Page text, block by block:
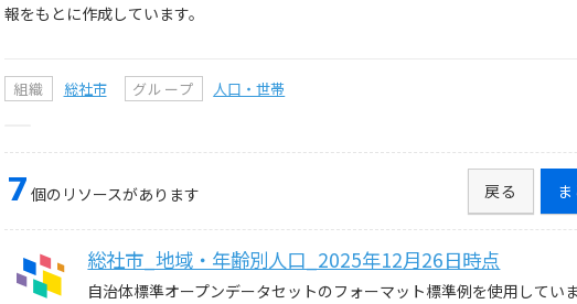
報をもとに作成しています。
組織 総社市 グループ 人口・世帯
7 個のリソースがあります 戻る
総社市_地域・年齢別人口_2025年12月26日時点
自治体標準オープンデータセットのフォーマット標準例を使用していま